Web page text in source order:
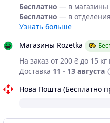
Бесплатно — в магазины
Бесплатно — в
Узнать больше
Магазины Rozetka
На заказ от 200 ₴ до 15
Доставка 11 - 13 августа
Нова Пошта (Бесплатно